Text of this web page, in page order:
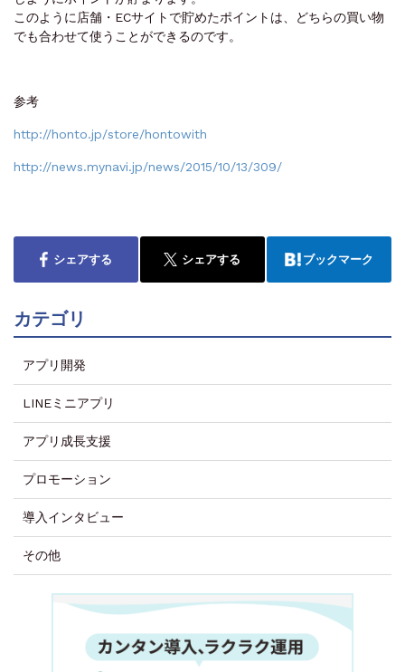
このように店舗・ECサイトで貯めたポイントは、どちらの買い物
でも合わせて使うことができるのです。
参考
http://honto.jp/store/hontowith
http://news.mynavi.jp/news/2015/10/13/309/
シェアする シェアする ブックマーク
カテゴリ
アプリ開発
LINEミニアプリ
アプリ成長支援
プロモーション
導入インタビュー
その他